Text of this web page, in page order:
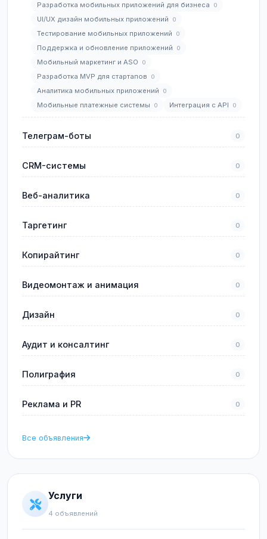
Разработка мобильных приложений для бизнеса 0
UI/UX дизайн мобильных приложений 0
Тестирование мобильных приложений 0
Поддержка и обновление приложений 0
Мобильный маркетинг и ASO 0
Разработка MVP для стартапов 0
Аналитика мобильных приложений 0
Мобильные платежные системы 0 Интеграция с API 0
Телеграм-боты 0
CRM-системы 0
Веб-аналитика 0
Таргетинг 0
Копирайтинг 0
Видеомонтаж и анимация 0
Дизайн 0
Аудит и консалтинг 0
Полиграфия 0
Реклама и PR 0
Все объявления
Услуги
4 объявлений